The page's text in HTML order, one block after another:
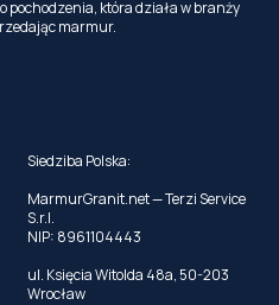
pochodzenia, która działa w branży
marmur.
Siedziba Polska:
MarmurGranit.net — Terzi Service
S.r.l.
NIP: 8961104443
ul. Księcia Witolda 48a, 50-203
Wrocław